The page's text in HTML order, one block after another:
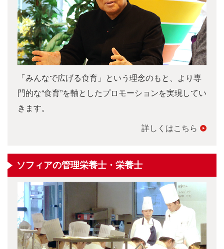
「みんなで広げる食育」という理念のもと、より専
門的な“食育”を軸としたプロモーションを実現してい
きます。
詳しくはこちら
ソフィアの管理栄養士・栄養士